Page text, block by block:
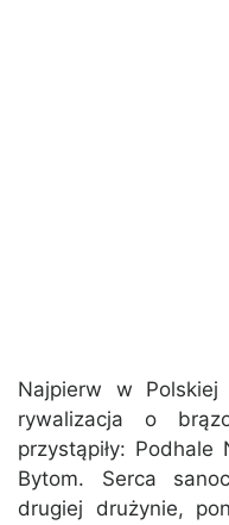
Najpierw w Polskiej
rywalizacja o
przystąpiły:
Bytom. Serca
drugiej drużynie,